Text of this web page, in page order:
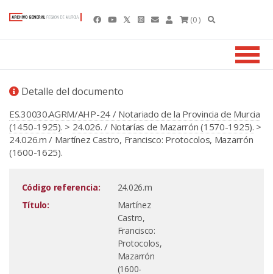
(0 )
Detalle del documento
ES.30030.AGRM/AHP-24 / Notariado de la Provincia de Murcia
(1450-1925). > 24.026. / Notarías de Mazarrón (1570-1925). >
24.026.m / Martínez Castro, Francisco: Protocolos, Mazarrón
(1600-1625).
Código referencia:
24.026.m
Título:
Martínez
Castro,
Francisco:
Protocolos,
Mazarrón
(1600-